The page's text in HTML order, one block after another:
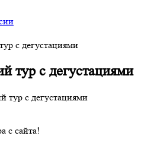
с дегустациями
тур с дегустациями
с сайта!